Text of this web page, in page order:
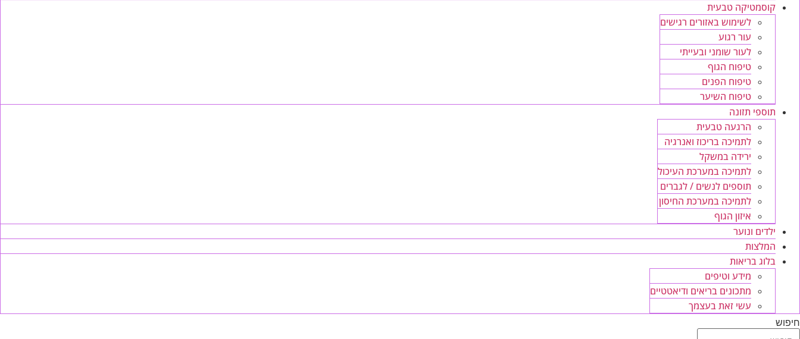
קוסמטיקה טבעית
לשימוש באזורים רגישים
עור רגוע
לעור שומני ובעייתי
טיפוח הגוף
טיפוח הפנים
טיפוח השיער
תוספי תזונה
הרגעה טבעית
לתמיכה בריכוז ואנרגיה
ירידה במשקל
לתמיכה במערכת העיכול
תוספים לנשים / לגברים
לתמיכה במערכת החיסון
איזון הגוף
ילדים ונוער
המלצות
בלוג בריאות
מידע וטיפים
מתכונים בריאים ודיאטטיים
עשי זאת בעצמך
חיפוש